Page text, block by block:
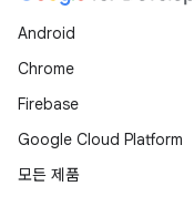
Android
Chrome
Firebase
Google Cloud Platform
모든 제품